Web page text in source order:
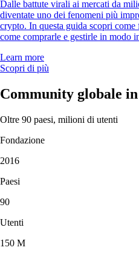
Dalle battute virali ai mercati da
diventate uno dei fenomeni più
crypto. In questa guida scopri
come comprarle e gestirle in modo
Learn more
Scopri di più
Community globale
Oltre 90 paesi, milioni di utenti
Fondazione
2016
Paesi
90
Utenti
150 M